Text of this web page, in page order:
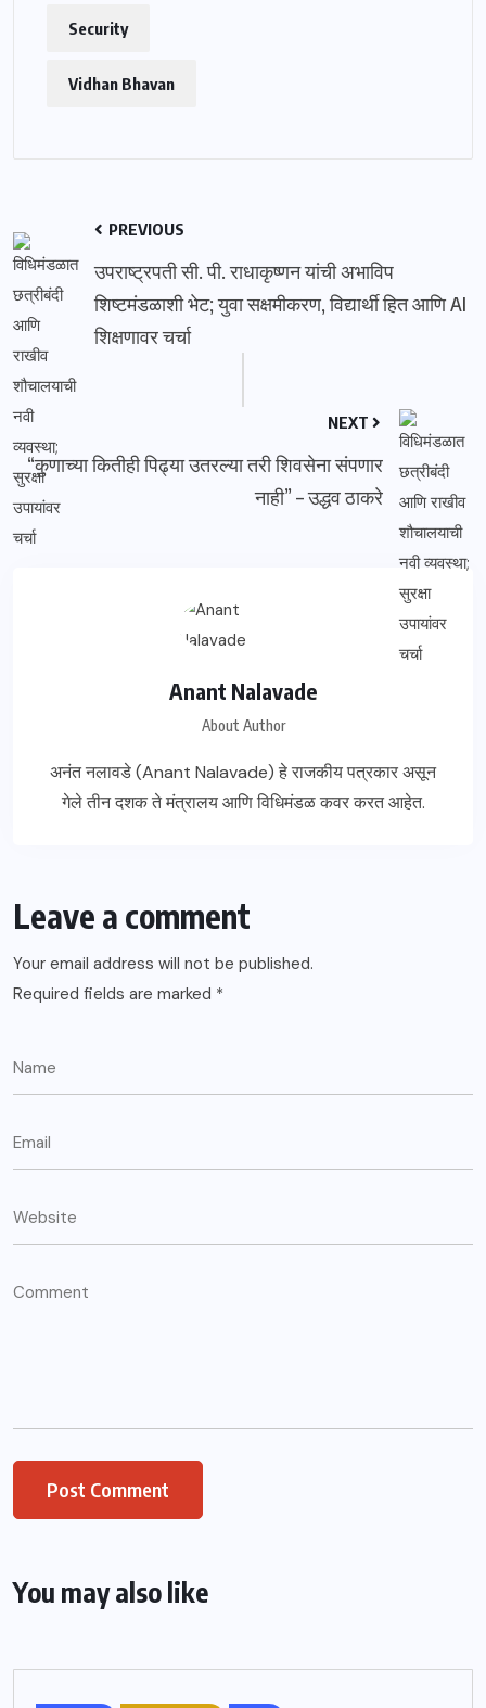
Security
Vidhan Bhavan
PREVIOUS
उपराष्ट्रपती सी. पी. राधाकृष्णन यांची अभाविप
शिष्टमंडळाशी भेट; युवा सक्षमीकरण, विद्यार्थी हित आणि AI
शिक्षणावर चर्चा
NEXT
“कुणाच्या कितीही पिढ्या उतरल्या तरी शिवसेना संपणार
नाही” – उद्धव ठाकरे
Anant Nalavade
About Author
अनंत नलावडे (Anant Nalavade) हे राजकीय पत्रकार असून
गेले तीन दशक ते मंत्रालय आणि विधिमंडळ कवर करत आहेत.
Leave a comment
Your email address will not be published.
Required fields are marked *
You may also like